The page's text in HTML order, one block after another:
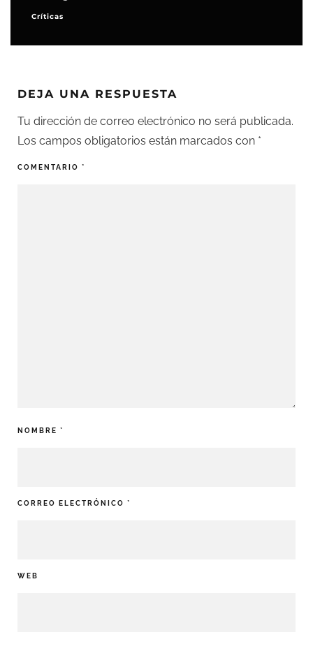
Críticas
DEJA UNA RESPUESTA
Tu dirección de correo electrónico no será publicada.
Los campos obligatorios están marcados con *
COMENTARIO *
NOMBRE *
CORREO ELECTRÓNICO *
WEB